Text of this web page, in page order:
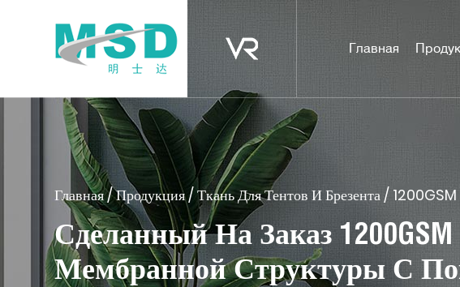
Главная
Главная/Продукция/Ткань Для Тентов И Брезента/
Сделанный На Заказ
Мембранной Структуры С